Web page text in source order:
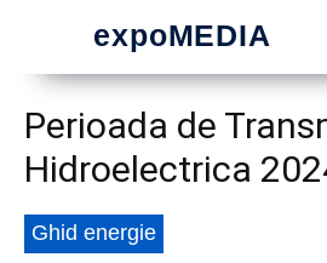
expoMEDIA
Perioada de
Hidroelectrica
Ghid energie